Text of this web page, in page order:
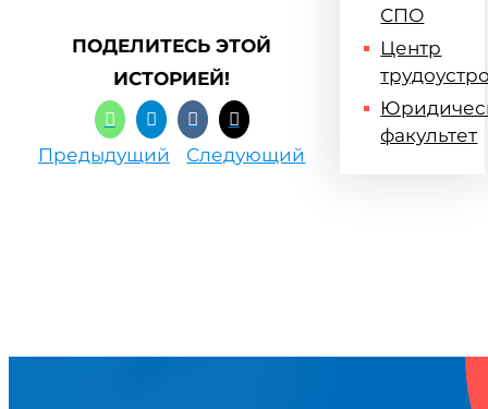
ПОДЕЛИТЕСЬ ЭТОЙ
ИСТОРИЕЙ!
Предыдущий Следующий
СПО
Центр
факультет